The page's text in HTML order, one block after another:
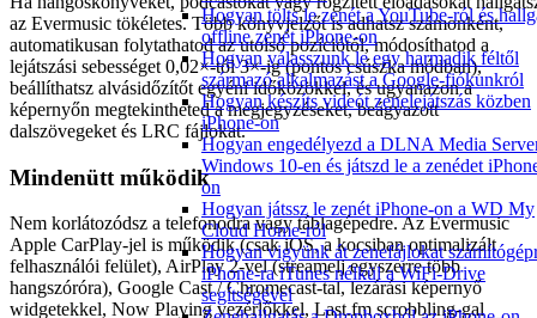
Hogyan tölts le zenét a YouTube-ról és
offline zenét iPhone-on
Hogyan válasszunk le egy harmadik féltől
származó alkalmazást a Google-fiókunkról
Hogyan készíts videót zenelejátszás közben
iPhone-on
Hogyan engedélyezd a DLNA Media
Windows 10-en és játszd le a zenédet
on
Hogyan játssz le zenét iPhone-on a WD My
Cloud Home-ról
Hogyan vigyünk át zenefájlokat
iPhone-ra iTunes nélkül a WiFi-Drive
segítségével
az Evermusic tökéletes. Több könyvjelzőt is adhatsz számonként,
automatikusan folytathatod az utolsó pozíciótól, módosíthatod a
lejátszási sebességet 0,02×-tól 3×-ig (pontos csúszka módban),
beállíthatsz alvásidőzítőt egyéni időközökkel, és ugyanazon a
képernyőn megtekintheted a megjegyzéseket, beágyazott
dalszövegeket és LRC fájlokat.
Mindenütt működik
Nem korlátozódsz a telefonodra vagy táblagépedre. Az Evermusic
Apple CarPlay-jel is működik (csak iOS, a kocsiban optimalizált
felhasználói felület), AirPlay 2-vel (streamelj egyszerre több
hangszóróra), Google Cast / Chromecast-tal, lezárási képernyő
widgetekkel, Now Playing vezérlőkkel, Last.fm scrobbling-gal